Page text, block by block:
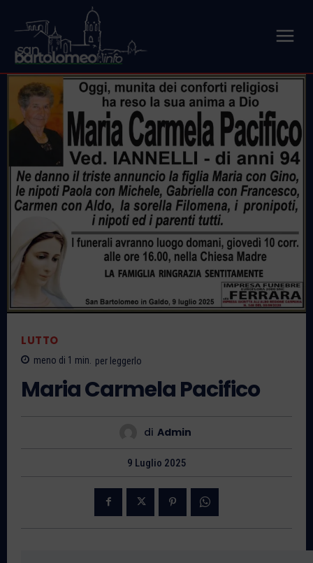
LUTTO
meno di 1 min. per leggerlo
Maria Carmela Pacifico
di Admin
9 Luglio 2025